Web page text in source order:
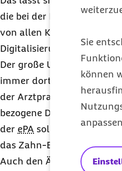
Sie
können
die bei der BarmereCare
von allen Krankenkassen
Der große Unterschied
immer dort zu speichern,
der Arztpraxis - ist es mit
bezogene Daten
der ePA sollen in den
das Zahn-Bonusheft oder
Auch den Ärzten kann die